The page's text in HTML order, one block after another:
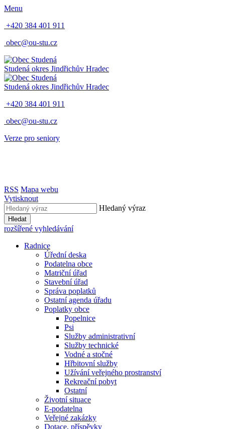
Menu
+420 384 401 911
obec@ou-stu.cz
Studená okres Jindřichův Hradec
Studená okres Jindřichův Hradec
+420 384 401 911
obec@ou-stu.cz
Verze pro seniory
RSS Mapa webu
Vytisknout
Hledaný výraz
Hledat
rozšířené vyhledávání
Radnice
Úřední deska
Podatelna obce
Matriční úřad
Stavební úřad
Správa poplatků
Ostatní agenda úřadu
Poplatky obce
Popelnice
Psi
Služby administrativní
Služby technické
Vodné a stočné
Hřbitovní služby
Užívání veřejného prostranství
Rekreační pobyt
Ostatní
Životní situace
E-podatelna
Veřejné zakázky
Dotace, příspěvky